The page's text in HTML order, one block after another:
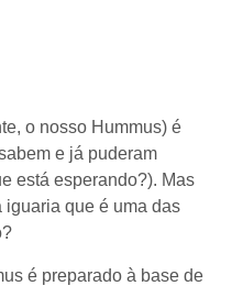
o nosso Hummus) é
e já puderam
está esperando?). Mas
iguaria que é uma das
é preparado à base de